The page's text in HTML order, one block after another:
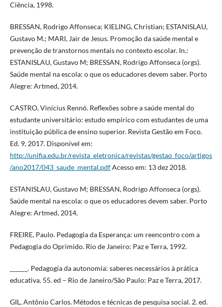
Ciência, 1998.
BRESSAN, Rodrigo Affonseca; KIELING, Christian; ESTANISLAU,
Gustavo M.; MARI, Jair de Jesus. Promoção da saúde mental e
prevenção de transtornos mentais no contexto escolar. In.:
ESTANISLAU, Gustavo M; BRESSAN, Rodrigo Affonseca (orgs).
Saúde mental na escola: o que os educadores devem saber. Porto
Alegre: Artmed, 2014.
CASTRO, Vinícius Rennó. Reflexões sobre a saúde mental do
estudante universitário: estudo empírico com estudantes de uma
instituição pública de ensino superior. Revista Gestão em Foco.
Ed. 9, 2017. Disponível em:
http://unifia.edu.br/revista_eletronica/revistas/gestao_foco/artigos
/ano2017/043_saude_mental.pdfAcesso em: 13 dez 2018.
ESTANISLAU, Gustavo M; BRESSAN, Rodrigo Affonseca (orgs).
Saúde mental na escola: o que os educadores devem saber. Porto
Alegre: Artmed, 2014.
FREIRE, Paulo. Pedagogia da Esperança: um reencontro com a
Pedagogia do Oprimido. Rio de Janeiro: Paz e Terra, 1992.
______. Pedagogia da autonomia: saberes necessários à prática
educativa. 55. ed – Rio de Janeiro/São Paulo: Paz e Terra, 2017.
GIL, Antônio Carlos. Métodos e técnicas de pesquisa social. 2. ed.